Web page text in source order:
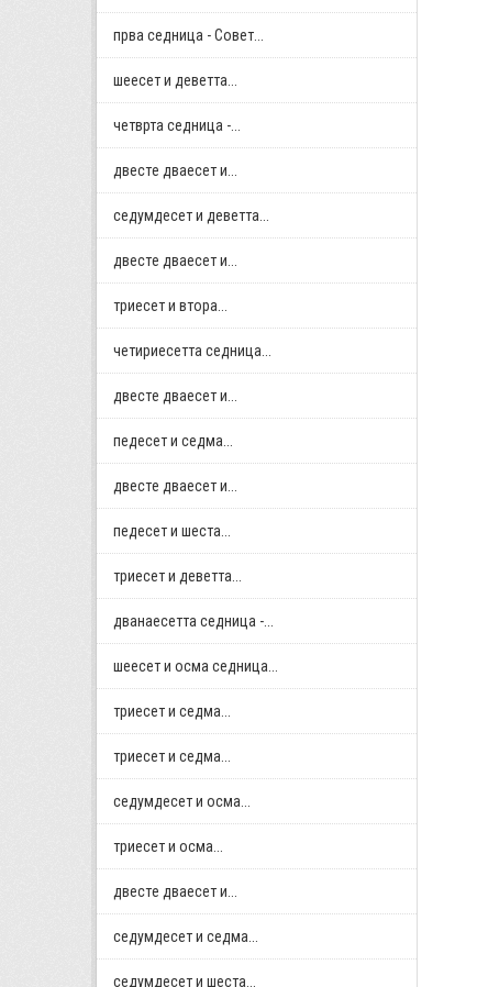
прва седница - Совет...
шеесет и деветта...
четврта седница -...
двестe дваесет и...
седумдесет и деветта...
двестe дваесет и...
триесет и втора...
четириесетта седница...
двестe дваесет и...
педесет и седма...
двестe дваесет и...
педесет и шеста...
триесет и деветта...
дванаесетта седница -...
шеесет и осма седница...
триесет и седма...
триесет и седма...
седумдесет и осма...
триесет и осма...
двестe дваесет и...
седумдесет и седма...
седумдесет и шеста...